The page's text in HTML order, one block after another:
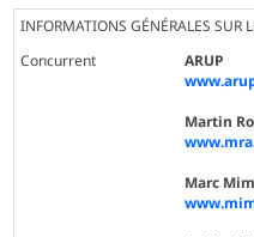
INFORMATIONS GÉNÉRALES SUR
Concurrent
ARUP
Martin
Marc